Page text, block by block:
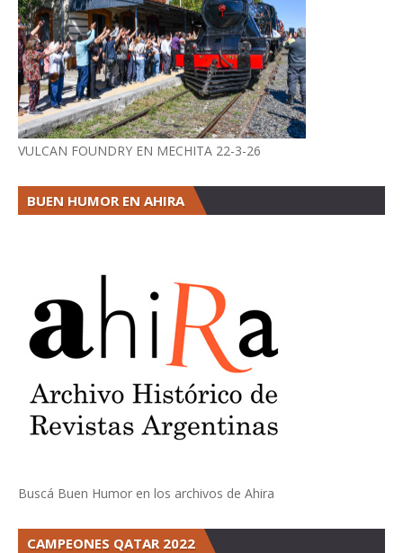
VULCAN FOUNDRY EN MECHITA 22-3-26
BUEN HUMOR EN AHIRA
Buscá Buen Humor en los archivos de Ahira
CAMPEONES QATAR 2022